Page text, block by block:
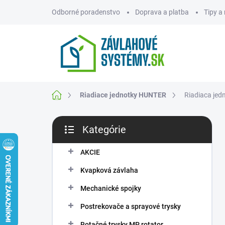
Odborné poradenstvo Doprava a platba Tipy a
DomovRiadiace jednotky HUNTER Riadiaca
B
č
kategórie
Kategórie
AKCIE
Kvapková závlaha
Mechanické spojky
Postrekovače a sprayové trysky